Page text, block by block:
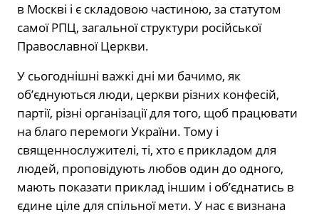
в Москві і є складовою частиною, за статутом
самої РПЦ, загальної структури російської
Православної Церкви.
У сьогоднішні важкі дні ми бачимо, як
об’єднуються люди, церкви різних конфесій,
партії, різні організації для того, щоб працювати
на благо перемоги України. Тому і
священнослужителі, ті, хто є прикладом для
людей, проповідують любов один до одного,
мають показати приклад іншим і об’єднатись в
єдине ціле для спільної мети. У нас є визнана